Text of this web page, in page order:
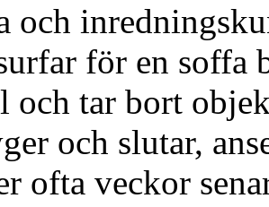
och
för en soffa
och tar bort
och slutar,
ofta veckor